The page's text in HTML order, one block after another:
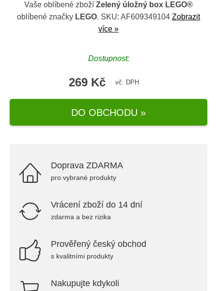
Vaše oblíbené zboží Zelený úložný box LEGO®
oblíbené značky LEGO. SKU: AF609349104 Zobrazit
více »
Dostupnost:
269 Kč vč. DPH
DO OBCHODU »
Doprava ZDARMA
pro vybrané produkty
Vrácení zboží do 14 dní
zdarma a bez rizika
Prověřený český obchod
s kvalitními produkty
Nakupujte kdykoli